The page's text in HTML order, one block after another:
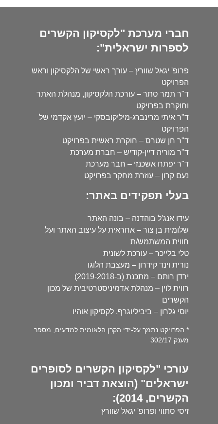
חברי מערכת "לקסיקון הקשרים
לספרות ישראלית":
פרופ' יגאל שוורץ – עורך ראשי של הלקסיקון וראש
הפרויקט
ד"ר תמר סתר – עורכת הלקסיקון, מנהלת האתר
וחוקרת בפרויקט
ד"ר איתי מרינברג-מיליקובסקי – יועץ אקדמי של
הפרויקט
ד"ר חן שטרס – חוקרת ראשית בפרויקט
ד"ר מוריה דיין-קודיש – חברת מערכת
ד"ר יפתח אשכנזי – חבר מערכת
נעם קרון – עוזרת מחקר בפרויקט
בעלי תפקידים באתר:
עידו אנג'ל בוהדנה – בונה האתר
שלומית בן צור – אחראית על עיצוב האתר ועל
חווית המשתמש/ת
טלי בלייכר – עורכת לשונית
נורית וינד קידרון – מעצבת הלוגו
ירדן רותם – מתכנת (ב-2019-2018)
רווית לוין – מנהלת אדמיניסטרטיבית של מכון
הקשרים
יוסי גלרון – ביביליוגרף, לקסיקון אוהיו
* הפרויקט נתמך על-ידי הקרן הלאומית למדעים, מספר
מענק 302/17
עורכי "לקסיקון הקשרים לסופרים
ישראלים" (הוצאת דביר ומכון
הקשרים, 2014):
זיסי סתווי ופרופ' יגאל שוורץ